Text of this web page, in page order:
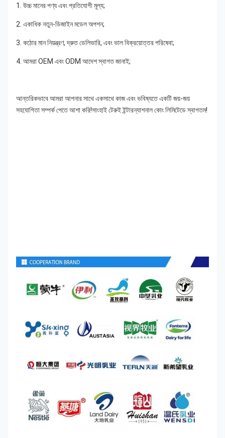
1. উচ্চ মানের পণ্য এবং প্রতিযোগী মূল্য;
2. একাধিক নতুন-ডিজাইন মডেল অপশন;
3. কঠোর মান নিয়ন্ত্রণ, দ্রুত ডেলিভারি, এবং ভাল বিক্রয়োত্তর পরিষেবা;
4. আমরা OEM এবং ODM আদেশ স্বাগত জানাই;
আন্তরিকভাবে আমরা আপনার সাথে একসাথে কাজ এবং ভবিষ্যতে একটি জয়-জয়
সহযোগিতা সম্পর্ক পেতে আশা করি!সাংহাই টেরুই ইন্টারন্যাশনাল কোং লিমিটেডে স্বাগতম!